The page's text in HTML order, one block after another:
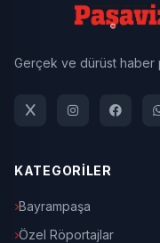
Gerçek ve dürüst haber
KATEGORİLER
Bayrampaşa
Özel Röportajlar